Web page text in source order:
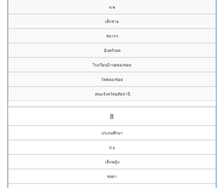
ม.๒
เด็กชาย
ชนากร
อินทร์รอด
โรงเรียนบ้านคลองข่อย
วัดคลองข่อย
คณะจังหวัดอุทัยธานี
8
ประถมศึกษา
ป.๖
เด็กหญิง
ชลดา